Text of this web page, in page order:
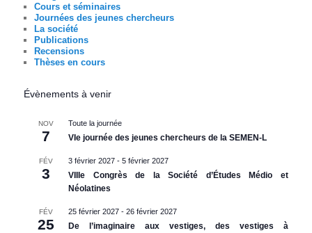
Cours et séminaires
Journées des jeunes chercheurs
La société
Publications
Recensions
Thèses en cours
Évènements à venir
NOV
7
Toute la journée
VIe journée des jeunes chercheurs de la SEMEN-L
FÉV
3
3 février 2027 -5 février 2027
VIIIe Congrès de la Société d’Études Médio et
Néolatines
FÉV
25
25 février 2027 -26 février 2027
De l’imaginaire aux vestiges, des vestiges à